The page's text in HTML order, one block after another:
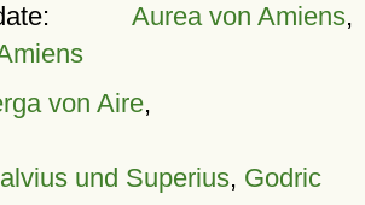
Aurea von Amiens,
von Aire,
und Superius, Godric